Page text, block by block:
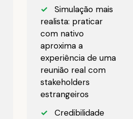
✓
Simulação mais
realista: praticar
com nativo
aproxima a
experiência de uma
reunião real com
stakeholders
estrangeiros
✓
Credibilidade